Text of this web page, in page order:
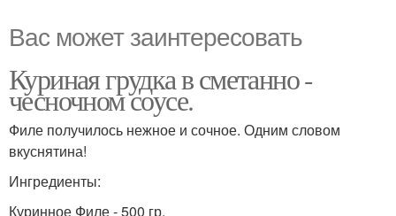
Вас может заинтересовать
Куриная грудка в сметанно -
чесночном соусе.
Филе получилось нежное и сочное. Одним словом
вкуснятина!
Ингредиенты:
Куринное Филе - 500 гр.